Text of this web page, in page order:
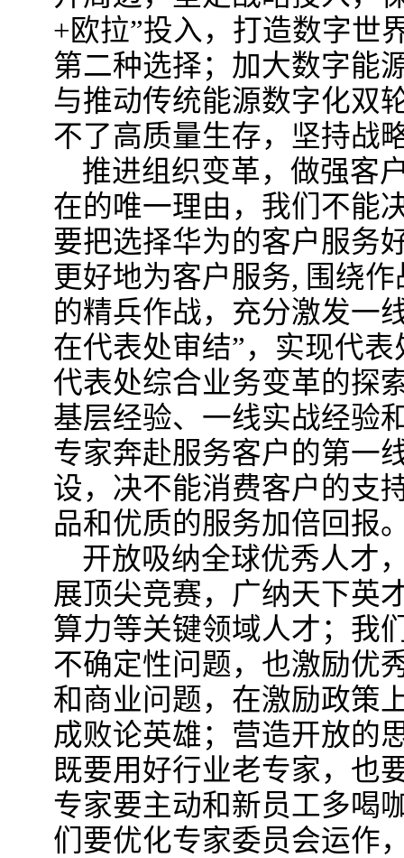
+欧拉”投入，打造数字世
第二种选择；加大数字能
与推动传统能源数字化
不了高质量生存，坚持战
推进组织变革，做强客
在的唯一理由，我们不能
要把选择华为的客户服务
更好地为客户服务, 围绕
的精兵作战，充分激发一
在代表处审结”，实现代
代表处综合业务变革的探
基层经验、一线实战经验
专家奔赴服务客户的第一
设，决不能消费客户的支
品和优质的服务加倍回报
开放吸纳全球优秀人才
展顶尖竞赛，广纳天下英
算力等关键领域人才；我
不确定性问题，也激励优
和商业问题，在激励政策
成败论英雄；营造开放的
既要用好行业老专家，也
专家要主动和新员工多喝
们要优化专家委员会运作